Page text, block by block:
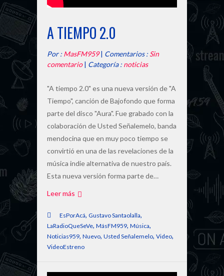
A TIEMPO 2.0
Por : MasFM959| Comentarios : Sin
comentario| Categoría : noticias
"A tiempo 2.0" es una nueva versión de "A
Tiempo", canción de Bajofondo que forma
parte del disco "Aura". Fue grabado con la
colaboración de Usted Señalemelo, banda
mendocina que en muy poco tiempo se
convirtió en una de las revelaciones de la
música indie alternativa de nuestro país.
Esta nueva versión forma parte de…
Leer más
EsPorAcá, Gustavo Santaolalla,
LaRadioQueSeVe, MásFM959, Música,
Noticias959, Nuevo, Usted Señalemelo, Video,
VideoEstreno